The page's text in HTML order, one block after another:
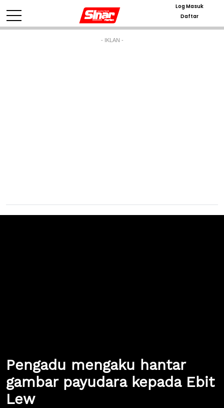
Log Masuk
Daftar
- IKLAN -
Pengadu mengaku hantar
gambar payudara kepada Ebit
Lew